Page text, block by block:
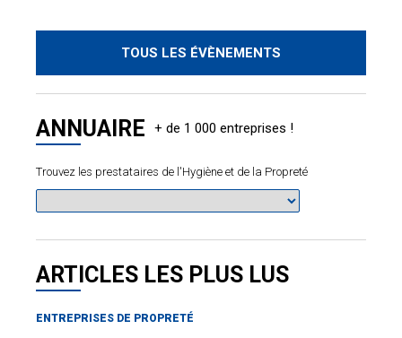
TOUS LES ÉVÈNEMENTS
ANNUAIRE
Trouvez les prestataires de l'Hygiène et de la Propreté
ARTICLES LES PLUS LUS
ENTREPRISES DE PROPRETÉ